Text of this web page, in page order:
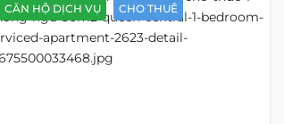
CĂN HỘ DỊCH VỤ CHO THUÊ